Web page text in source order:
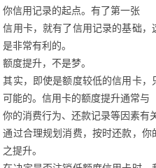
你信用记录的起点。有了第一张
信用卡，就有了信用记录的基础
是非常有利的。
额度提升，不是梦。
其实，即使是额度较低的信用卡
可能的。信用卡的额度提升通常与
你的消费行为、还款记录等因素有
通过合理规划消费，按时还款，
之提升。